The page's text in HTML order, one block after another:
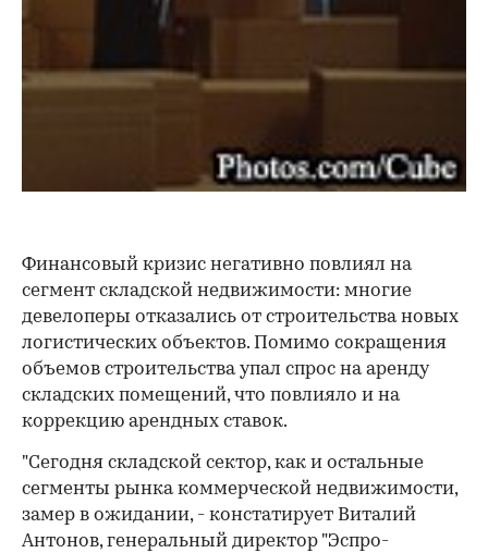
Финансовый кризис негативно повлиял на
сегмент складской недвижимости: многие
девелоперы отказались от строительства новых
логистических объектов. Помимо сокращения
объемов строительства упал спрос на аренду
складских помещений, что повлияло и на
коррекцию арендных ставок.
"Сегодня складской сектор, как и остальные
сегменты рынка коммерческой недвижимости,
замер в ожидании, - констатирует Виталий
Антонов, генеральный директор "Эспро-